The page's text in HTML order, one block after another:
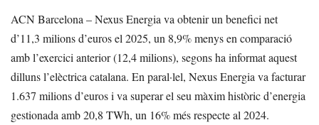
ACN Barcelona – Nexus Energia va obtenir un benefici net
d’11,3 milions d’euros el 2025, un 8,9% menys en comparació
amb l’exercici anterior (12,4 milions), segons ha informat aquest
dilluns l’elèctrica catalana. En paral·lel, Nexus Energia va facturar
1.637 milions d’euros i va superar el seu màxim històric d’energia
gestionada amb 20,8 TWh, un 16% més respecte al 2024.